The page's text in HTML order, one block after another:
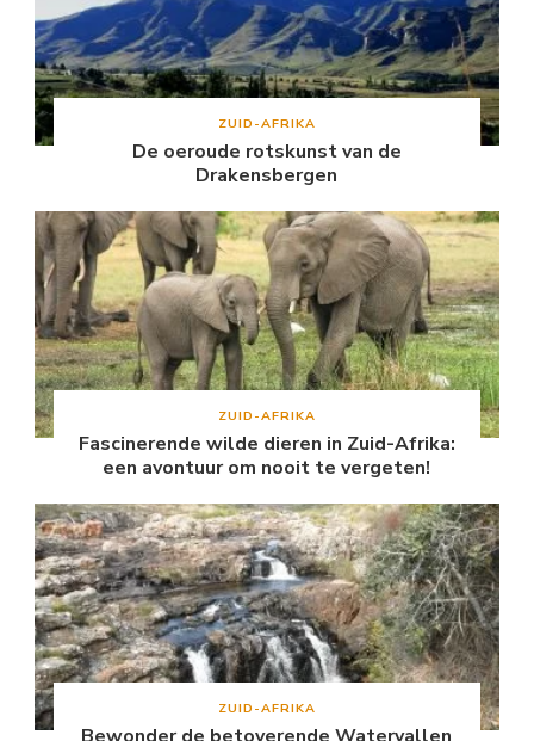
ZUID-AFRIKA
De oeroude rotskunst van de
Drakensbergen
ZUID-AFRIKA
Fascinerende wilde dieren in Zuid-Afrika:
een avontuur om nooit te vergeten!
ZUID-AFRIKA